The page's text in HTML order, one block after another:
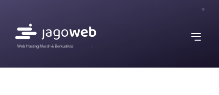
Web Hosting Murah & Berkualitas